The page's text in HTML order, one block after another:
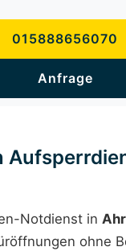
015888656070
Anfrage
Notdienst in
ohne